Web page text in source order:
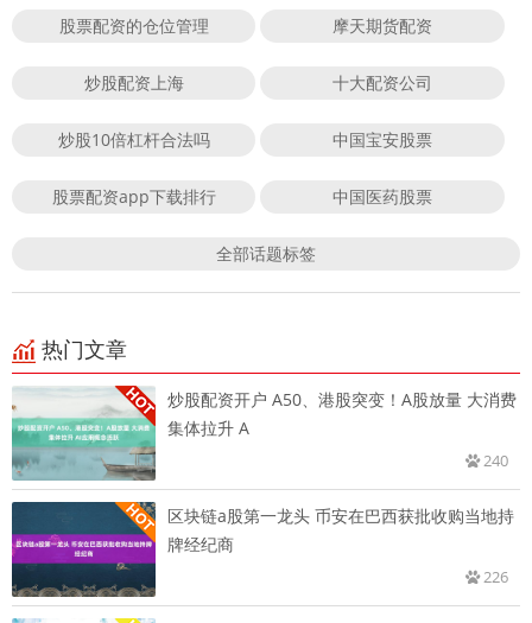
股票配资的仓位管理 摩天期货配资
炒股配资上海 十大配资公司
炒股10倍杠杆合法吗 中国宝安股票
股票配资app下载排行 中国医药股票
全部话题标签
热门文章
炒股配资开户 A50、港股突变！A股放量 大消费
集体拉升 A
240
区块链a股第一龙头 币安在巴西获批收购当地持
牌经纪商
226